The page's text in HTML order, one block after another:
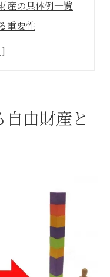
産の具体例一覧
重要性
なる理由
件比較表
情とは
根拠
由財産と